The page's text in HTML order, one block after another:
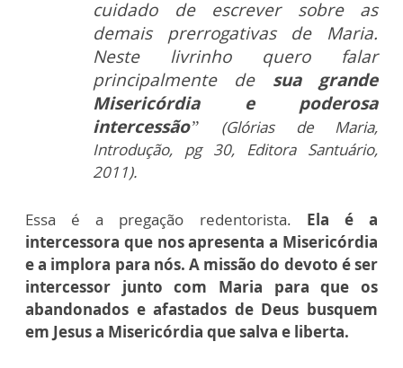
cuidado de escrever sobre as
demais prerrogativas de Maria.
Neste livrinho quero falar
principalmente de sua grande
Misericórdia e poderosa
intercessão” (Glórias de Maria,
Introdução, pg 30, Editora Santuário,
2011).
Essa é a pregação redentorista. Ela é a
intercessora que nos apresenta a Misericórdia
e a implora para nós. A missão do devoto é ser
intercessor junto com Maria para que os
abandonados e afastados de Deus busquem
em Jesus a Misericórdia que salva e liberta.